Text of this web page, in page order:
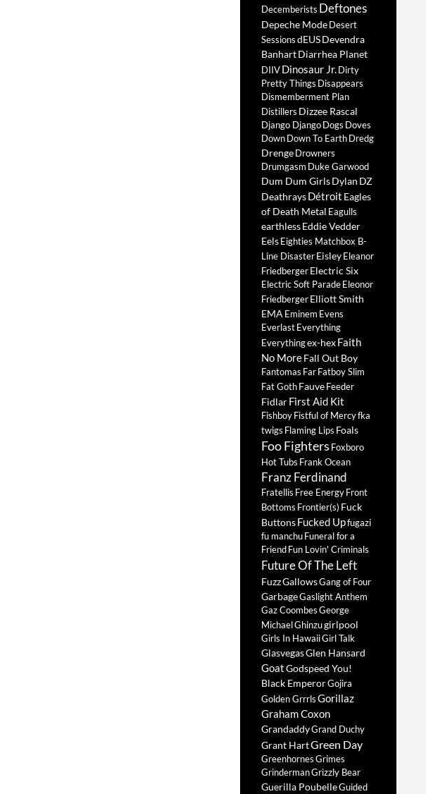
Decemberists Deftones
Depeche ModeDesert
SessionsdEUSDevendra
BanhartDiarrhea Planet
DIIVDinosaur Jr.Dirty
Pretty Things Disappears
Dismemberment Plan
Distillers Dizzee Rascal
Django DjangoDogs Doves
DownDown To EarthDredg
DrengeDrowners
Drumgasm Duke Garwood
Dum Dum GirlsDylan DZ
DeathraysDétroit Eagles
of Death Metal Eagulls
earthlessEddie Vedder
EelsEighties Matchbox B-
Line DisasterEisleyEleanor
FriedbergerElectric Six
Electric Soft ParadeEleonor
FriedbergerElliott Smith
EMA Eminem Evens
EverlastEverything
Everythingex-hexFaith
No MoreFall Out Boy
Fantomas FarFatboy Slim
Fat GothFauveFeeder
FidlarFirst Aid Kit
FishboyFistful of Mercyfka
twigs Flaming Lips Foals
Foo Fighters Foxboro
Hot Tubs Frank Ocean
Franz Ferdinand
Fratellis Free EnergyFront
Bottoms Frontier(s) Fuck
ButtonsFucked Upfugazi
fu manchuFuneral for a
FriendFun Lovin' Criminals
Future Of The Left
FuzzGallowsGang of Four
GarbageGaslight Anthem
Gaz CoombesGeorge
MichaelGhinzugirlpool
Girls In HawaiiGirl Talk
GlasvegasGlen Hansard
GoatGodspeed You!
Black EmperorGojira
Golden GrrrlsGorillaz
Graham Coxon
GrandaddyGrand Duchy
Grant HartGreen Day
GreenhornesGrimes
GrindermanGrizzly Bear
Guerilla PoubelleGuided